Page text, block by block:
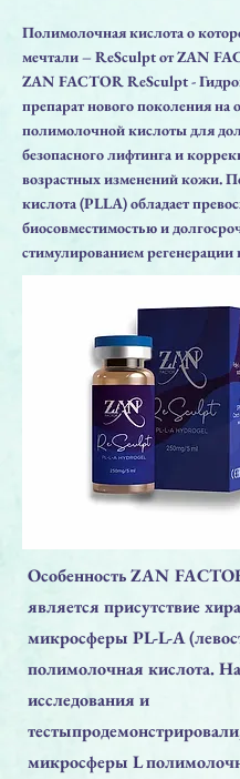
Полимолочная кислота о
мечтали – ReSculpt от ZAN
ZAN FACTOR ReSculpt -
препарат нового поколения на
полимолочной кислоты для
безопасного лифтинга и
возрастных изменений кожи.
кислота (PLLA) обладает
биосовместимостью и
стимулированием регенерации
Особенность ZAN
является присутствие
микросферы PL-L-A
полимолочная кислота.
исследования и
микросферы L